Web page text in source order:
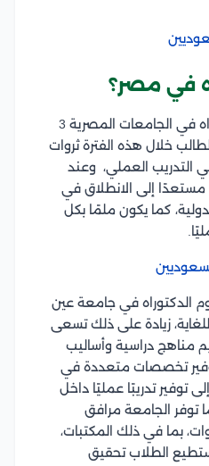
في مصر؟
تستغرق مدة دراسة الدكتوراه في الجامعات المصرية 3
خلال هذه الفترة ثروات
التدريب العملي، وعند
مستعدًا إلى الانطلاق في
كما يكون ملمًا بكل
الدكتوراه في جامعة عين
زيادة على ذلك تسعى
دراسية وأساليب
تخصصات متعددة في
توفير تدريبًا عمليًا داخل
توفر الجامعة مرافق
بما في ذلك المكتبات،
الطلاب تحقيق